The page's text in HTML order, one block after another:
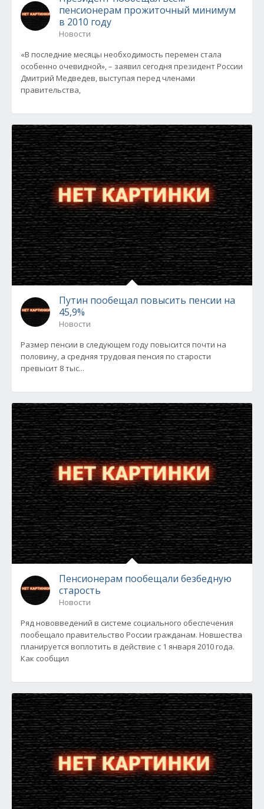
пенсионерам прожиточный минимум
в 2010 году
Новости
«В последние месяцы необходимость перемен стала
особенно очевидной», – заявил сегодня президент России
Дмитрий Медведев, выступая перед членами
правительства,
Путин пообещал повысить пенсии на
45,9%
Новости
Размер пенсии в следующем году повысится почти на
половину, а средняя трудовая пенсия по старости
превысит 8 тыс...
Пенсионерам пообещали безбедную
старость
Новости
Ряд нововведений в системе социального обеспечения
пообещало правительство России гражданам. Новшества
планируется воплотить в действие с 1 января 2010 года.
Как сообщил